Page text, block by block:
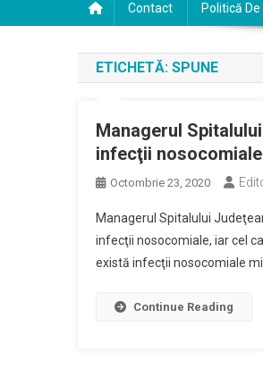
Contact Politică
ETICHETĂ: SPUNE
Managerul
infecţii
Octombrie 23, 2020
Managerul Spitalului
infecţii nosocomiale, iar cel
există infecţii nosocomiale
Continue Reading